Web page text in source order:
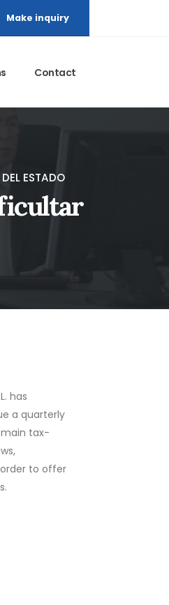
Make inquiry
Contact
ESTADO
has
a quarterly
tax-
to offer